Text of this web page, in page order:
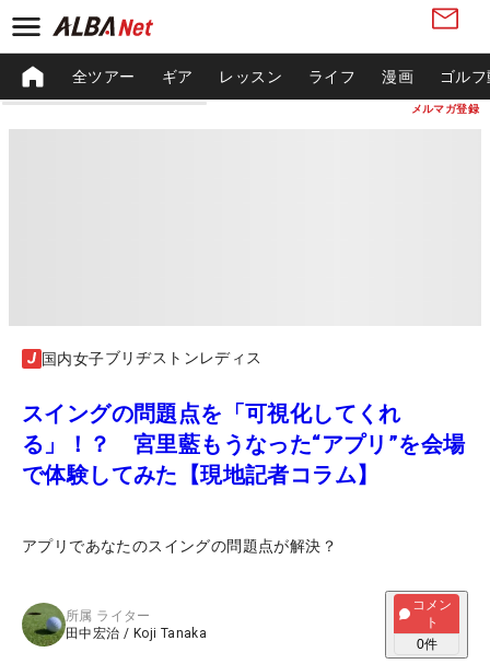
メルマガ登録
全ツアー ギア レッスン ライフ 漫画 ゴル
国内女子ブリヂストンレディス
スイングの問題点を「可視化してくれ
る」！？ 宮里藍もうなった“アプリ”を会場
で体験してみた【現地記者コラム】
アプリであなたのスイングの問題点が解決？
所属 ライター
田中宏治 / Koji Tanaka
コメン
ト
0件